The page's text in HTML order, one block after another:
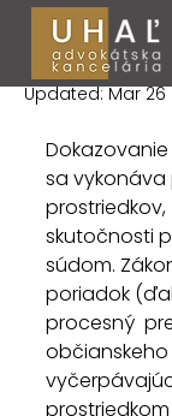
Dôkaz
Maroš Uhaľ
Updated:Mar 26
sa
prostriedkov,
skutočnosti
súdom.
poriadok
procesný